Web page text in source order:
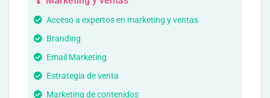
Acceso a expertos en marketing y ventas
Branding
Email Marketing
Estrategia de venta
Marketing de contenidos